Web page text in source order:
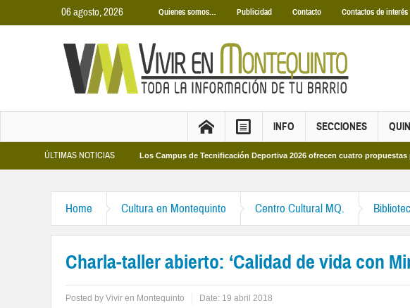
06 agosto, 2026 Quienes somos… Publicidad Contacto Contactos de interés
INFO SECCIONES
ÚLTIMAS NOTICIAS
Municipales 2026 Los Campus de Tecnificación Deportiva 2026 ofrecen cuatro propuestas para
Home Cultura en Montequinto Centro Cultural MQ.
Charla-taller abierto: ‘Calidad de vida con
Posted by Vivir en Montequinto Date: 19 abril 2018